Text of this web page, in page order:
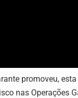
promoveu,
nas Operações